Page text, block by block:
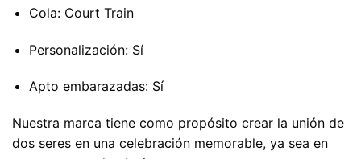
Cola: Court Train
Personalización: Sí
Apto embarazadas: Sí
Nuestra marca tiene como propósito crear la unión de
dos seres en una celebración memorable, ya sea en